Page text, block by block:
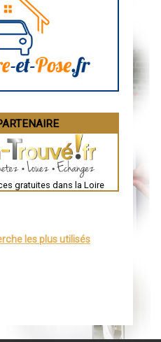
gratuites dans la Loire
les plus utilisés